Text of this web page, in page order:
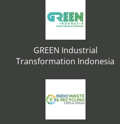
GREEN Industrial
Transformation Indonesia